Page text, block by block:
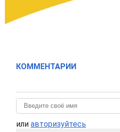
КОММЕНТАРИИ
или авторизуйтесь